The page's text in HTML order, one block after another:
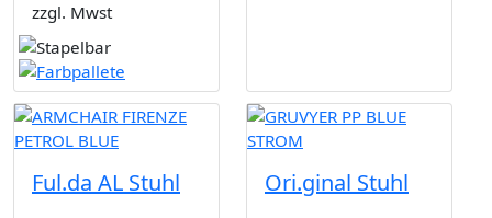
zzgl. Mwst
Ful.da AL Stuhl Ori.ginal Stuhl